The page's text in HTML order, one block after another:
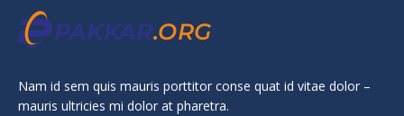
Nam id sem quis mauris porttitor conse quat id vitae dolor –
mauris ultricies mi dolor at pharetra.